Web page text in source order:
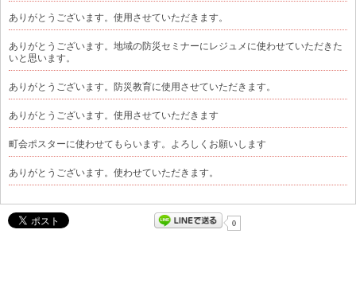
ありがとうございます。使用させていただきます。
ありがとうございます。地域の防災セミナーにレジュメに使わせていただきた
いと思います。
ありがとうございます。防災教育に使用させていただきます。
ありがとうございます。使用させていただきます
町会ポスターに使わせてもらいます。よろしくお願いします
ありがとうございます。使わせていただきます。
0